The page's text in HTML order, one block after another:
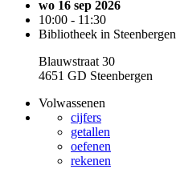
wo 16 sep 2026
10:00 - 11:30
Bibliotheek in Steenbergen
Blauwstraat 30
4651 GD Steenbergen
Volwassenen
cijfers
getallen
oefenen
rekenen